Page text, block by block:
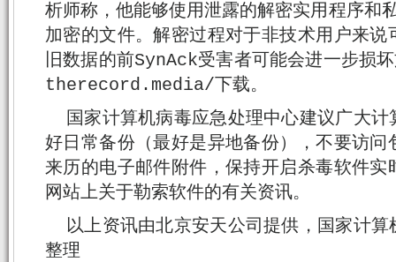
析师称，他能够使用泄露的解密实用程序和
加密的文件。解密过程对于非技术用户来
旧数据的前SynAck受害者可能会进一步
therecord.media/下载。
国家计算机病毒应急处理中心建议广大
好日常备份（最好是异地备份），不要访
来历的电子邮件附件，保持开启杀毒软件
网站上关于勒索软件的有关资讯。
以上资讯由北京安天公司提供，国家计
整理